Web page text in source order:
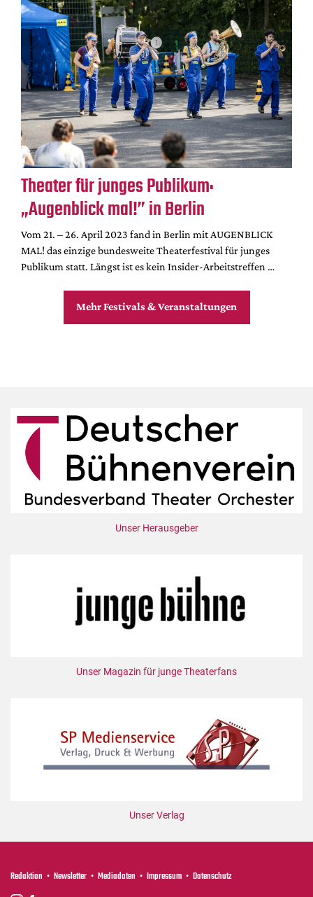
Theater für junges Publikum:
„Augenblick mal!” in Berlin
Vom 21. – 26. April 2023 fand in Berlin mit AUGENBLICK
MAL! das einzige bundesweite Theaterfestival für junges
Publikum statt. Längst ist es kein Insider-Arbeitstreffen …
Mehr Festivals & Veranstaltungen
Unser Herausgeber
Unser Magazin für junge Theaterfans
Unser Verlag
Redaktion Newsletter Mediadaten Impressum Datenschutz